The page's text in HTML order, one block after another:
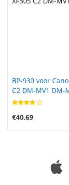
BP-930 voor
C2 DM-MV1 DM-
€40.69